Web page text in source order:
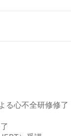
る心不全研修修了